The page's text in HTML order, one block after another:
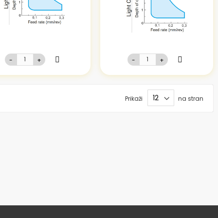
- + - +
Prikaži na stran